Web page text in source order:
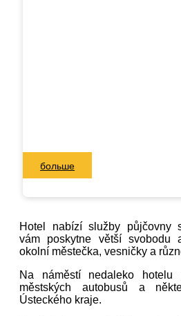
больше
Hotel nabízí služby půjčovny
vám poskytne větší svobodu
okolní městečka, vesničky a
Na náměstí nedaleko hotelu
městských autobusů a
Ústeckého kraje.